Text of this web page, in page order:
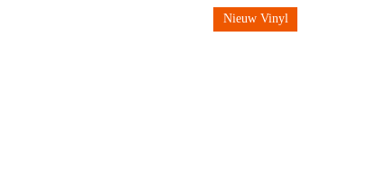
Nieuw Vinyl